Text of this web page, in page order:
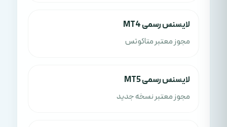
لایسنس رسمی MT4
مجوز معتبر متاکوتس
لایسنس رسمی MT5
مجوز معتبر نسخه جدید